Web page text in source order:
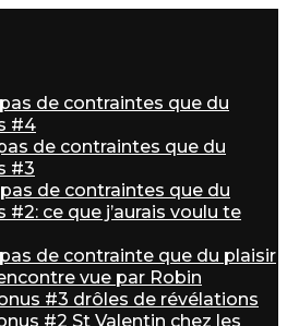
de contraintes que du
#4
de contraintes que du
#3
de contraintes que du
#2: ce que j’aurais voulu te
de contrainte que du plaisir
vue par Robin
#3 drôles de révélations
#2 St Valentin chez les